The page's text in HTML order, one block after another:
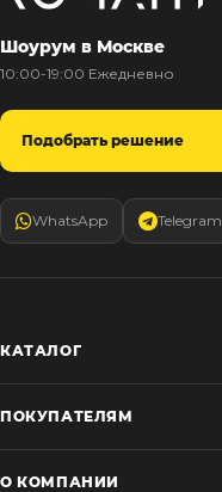
Шоурум в Москве
10:00-19:00 Ежедневно
Подобрать решение
WhatsApp Telegram
КАТАЛОГ
ПОКУПАТЕЛЯМ
О КОМПАНИИ